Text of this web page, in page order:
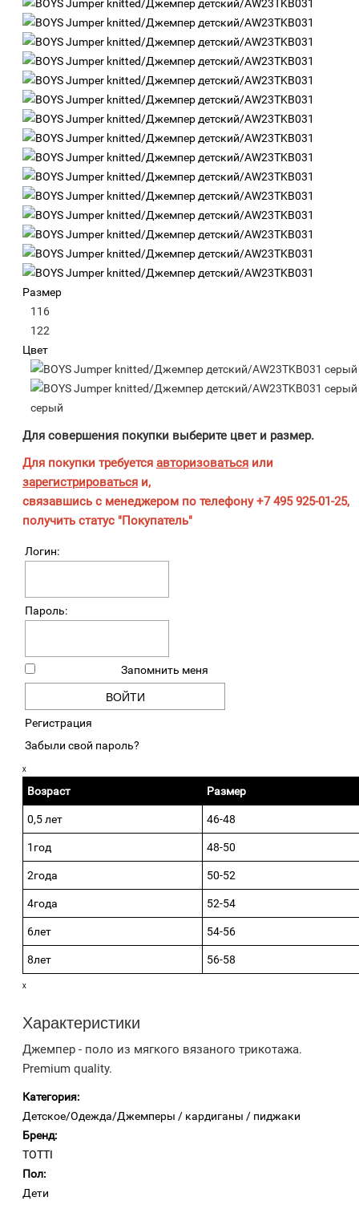
Размер
116
122
Цвет
серый
Для совершения покупки выберите цвет и размер.
Для покупки требуется авторизоваться или
зарегистрироваться и,
связавшись с менеджером по телефону +7 495 925-01-25,
получить статус "Покупатель"
Логин:
Пароль:
Запомнить меня
Регистрация
Забыли свой пароль?
ₓ
Возраст
Размер
0,5 лет 46-48
1год 48-50
2года 50-52
4года 52-54
6лет 54-56
8лет
56-58
ₓ
Характеристики
Джемпер - поло из мягкого вязаного трикотажа.
Premium quality.
Категория:
Детское/Одежда/Джемперы / кардиганы / пиджаки
Бренд:
TOTTI
Пол:
Дети